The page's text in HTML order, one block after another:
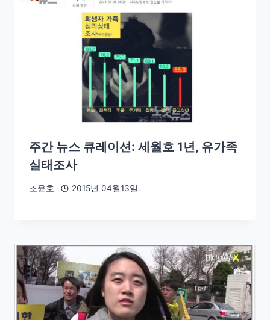
주간 뉴스 큐레이션: 세월호 1년, 유가족
실태조사
조윤호 2015년 04월13일.